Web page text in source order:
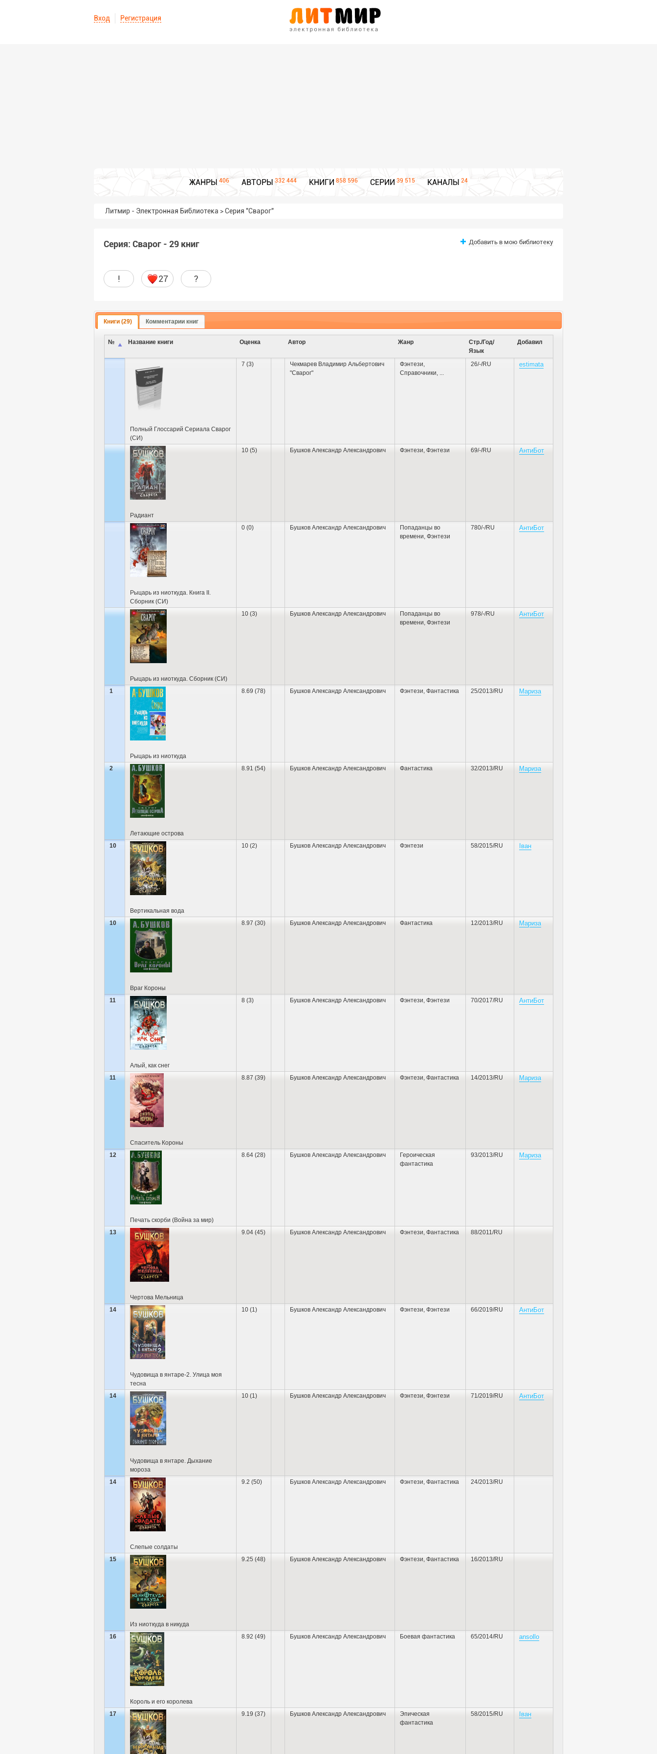
Вход Регистрация
ЖАНРЫ 406 АВТОРЫ 332 444 КНИГИ 858 596 СЕРИИ 39 515 КАНАЛЫ 24
Литмир - Электронная Библиотека >Серия "Сварог"
Серия: Сварог - 29 книг Добавить в мою библиотеку
! 27 ?
Книги (29) Комментарии книг
№ Название книги Оценка Автор Жанр
Стр./Год/
Язык
Добавил
Полный Глоссарий Сериала Сварог
(СИ)
7 (3)
Чекмарев Владимир Альбертович
"Сварог"
Фэнтези
Справочники
26/-/RU estimata
Радиант
10 (5) Бушков Александр Александрович Фэнтези Фэнтези 69/-/RU АнтиБот
Рыцарь из ниоткуда. Книга II.
Сборник (СИ)
0 (0) Бушков Александр Александрович
Попаданцы во
времени Фэнтези
780/-/RU АнтиБот
Рыцарь из ниоткуда. Сборник (СИ)
10 (3) Бушков Александр Александрович
Попаданцы во
времени Фэнтези
978/-/RU АнтиБот
1
Рыцарь из ниоткуда
8.69 (78) Бушков Александр Александрович Фэнтези Фантастика 25/2013/RU Мариза
2
Летающие острова
8.91 (54) Бушков Александр Александрович Фантастика 32/2013/RU Мариза
10
Вертикальная вода
10 (2) Бушков Александр Александрович Фэнтези 58/2015/RU Iван
10
Враг Короны
8.97 (30) Бушков Александр Александрович Фантастика 12/2013/RU Мариза
11
Алый, как снег
8 (3) Бушков Александр Александрович Фэнтези Фэнтези 70/2017/RU АнтиБот
11
Спаситель Короны
8.87 (39) Бушков Александр Александрович Фэнтези Фантастика 14/2013/RU Мариза
12
Печать скорби (Война за мир)
8.64 (28) Бушков Александр Александрович
Героическая
фантастика
93/2013/RU Мариза
13
Чертова Мельница
9.04 (45) Бушков Александр Александрович Фэнтези Фантастика 88/2011/RU
14
Чудовища в янтаре-2. Улица моя
тесна
10 (1) Бушков Александр Александрович Фэнтези Фэнтези 66/2019/RU АнтиБот
14
Чудовища в янтаре. Дыхание
мороза
10 (1) Бушков Александр Александрович Фэнтези Фэнтези 71/2019/RU АнтиБот
14
Слепые солдаты
9.2 (50) Бушков Александр Александрович Фэнтези Фантастика 24/2013/RU
15
Из ниоткуда в никуда
9.25 (48) Бушков Александр Александрович Фэнтези Фантастика 16/2013/RU
16
Король и его королева
8.92 (49) Бушков Александр Александрович Боевая фантастика 65/2014/RU ansollo
17 9.19 (37) Бушков Александр Александрович
Эпическая
фантастика
58/2015/RU Iван